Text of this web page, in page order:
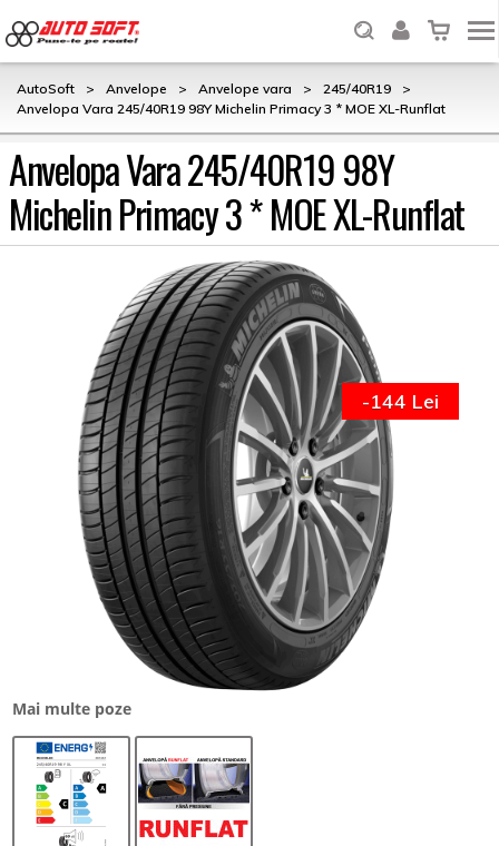
AutoSoft > Anvelope > Anvelope vara > 245/40R19
>
Anvelopa Vara 245/40R19 98Y Michelin Primacy 3 * MOE XL-Runflat
Anvelopa Vara 245/40R19 98Y
Michelin Primacy 3 * MOE XL-Runflat
Mai multe poze
-144 Lei